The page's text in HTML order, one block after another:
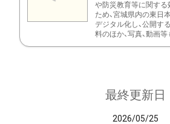
や防災教育等に関す
ため、宮城県内の東日
デジタル化し、公開す
料のほか、写真、動画等
最終更新日
2026/05/25